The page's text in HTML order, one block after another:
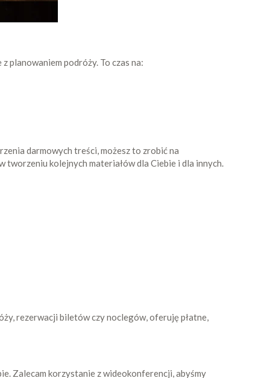
planowaniem podróży. To czas na:
darmowych treści, możesz to zrobić na
tworzeniu kolejnych materiałów dla Ciebie i dla innych.
rezerwacji biletów czy noclegów, oferuję płatne,
Zalecam korzystanie z wideokonferencji, abyśmy